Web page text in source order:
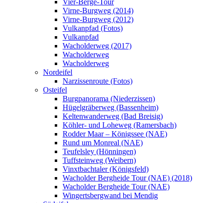
Vier-Berge-Tour
Virne-Burgweg (2014)
Virne-Burgweg (2012)
Vulkanpfad (Fotos)
Vulkanpfad
Wacholderweg (2017)
Wacholderweg
Wacholderweg
Nordeifel
Narzissenroute (Fotos)
Osteifel
Burgpanorama (Niederzissen)
Hügelgräberweg (Bassenheim)
Keltenwanderweg (Bad Breisig)
Köhler- und Loheweg (Ramersbach)
Rodder Maar – Königssee (NAE)
Rund um Monreal (NAE)
Teufelsley (Hönningen)
Tuffsteinweg (Weibern)
Vinxtbachtaler (Königsfeld)
Wacholder Bergheide Tour (NAE) (2018)
Wacholder Bergheide Tour (NAE)
Wingertsbergwand bei Mendig